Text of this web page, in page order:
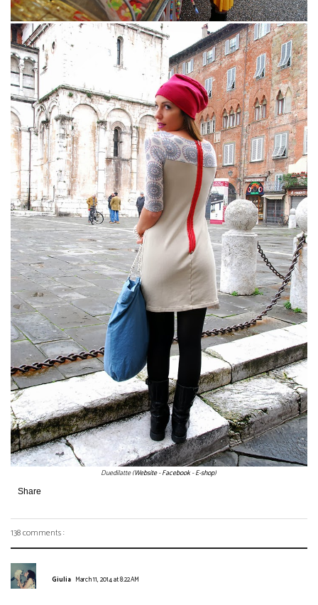
Duedilatte (Website-Facebook-E-shop)
Share
138 comments :
Giulia March 11, 2014 at 8:22 AM